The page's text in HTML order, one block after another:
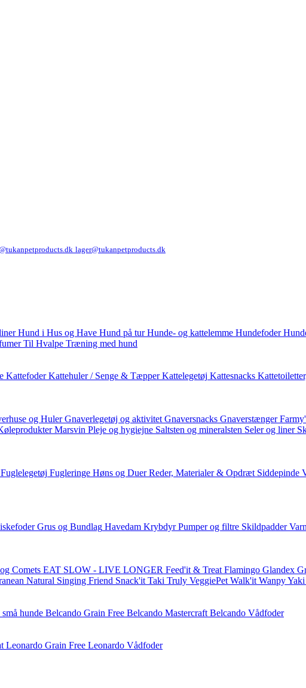
lager@tukanpetproducts.dk
Hund i Hus og Have Hund på tur Hunde- og kattelemme Hundefoder
Til Hvalpe Træning med hund
Kattefoder Kattehuler / Senge & Tæpper Kattelegetøj Kattesnacks
og Huler Gnaverlegetøj og aktivitet Gnaversnacks Gnaverstænger
Marsvin Pleje og hygiejne Saltsten og mineralsten Seler og liner
Fuglelegetøj Fugleringe Høns og Duer Reder, Materialer & Opdræt Siddepinde
Grus og Bundlag Havedam Krybdyr Pumper og filtre Skildpadder
Comets EAT SLOW - LIVE LONGER Feed'it & Treat Flamingo Glandex
Natural Singing Friend Snack'it Taki Truly VeggiePet Walk'it WanpyYaki
hunde Belcando Grain Free Belcando Mastercraft Belcando Vådfoder
Leonardo Grain Free Leonardo Vådfoder